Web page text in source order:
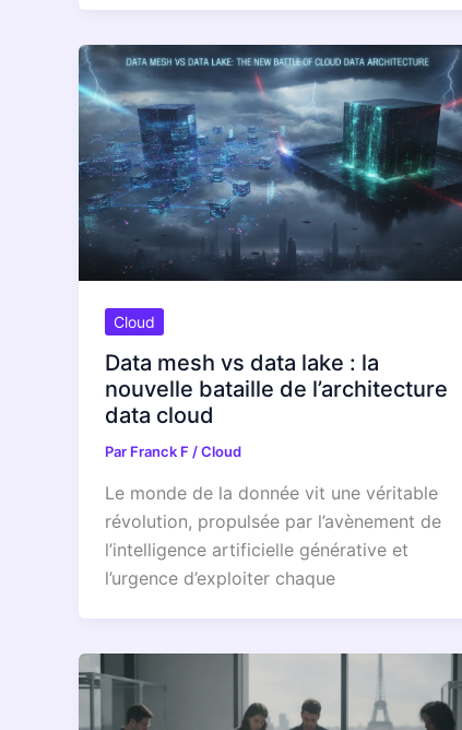
Cloud
Data mesh vs data lake : la
nouvelle bataille de l’architecture
data cloud
Par Franck F /Cloud
Le monde de la donnée vit une véritable
révolution, propulsée par l’avènement de
l’intelligence artificielle générative et
l’urgence d’exploiter chaque